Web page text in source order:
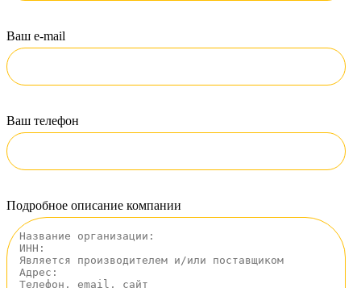
Ваш e-mail
Ваш телефон
Подробное описание компании